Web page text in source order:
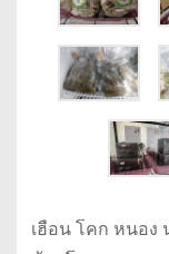
เฮือน โคก หนอง